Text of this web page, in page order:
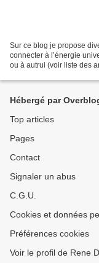
Sur ce blog je propose
connecter à l’énergie
ou à autrui (voir liste des
Hébergé par
Top articles
Pages
Contact
Signaler un abus
C.G.U.
Cookies et données
Préférences cookies
Voir le profil de Rene